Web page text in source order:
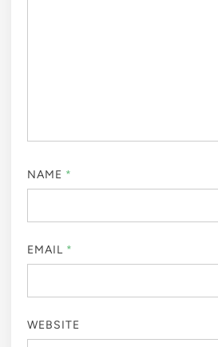
NAME *
EMAIL *
WEBSITE